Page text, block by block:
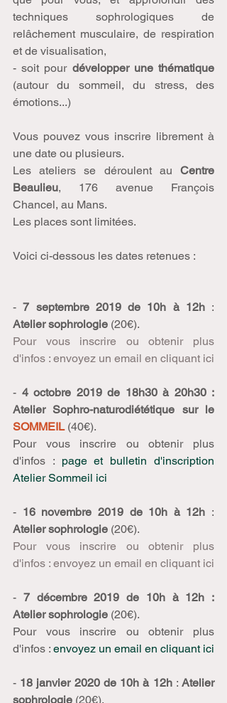
techniques sophrologiques de
relâchement musculaire, de respiration
et de visualisation,
- soit pour développer une thématique
(autour du sommeil, du stress, des
émotions...)
Vous pouvez vous inscrire librement à
une date ou plusieurs.
Les ateliers se déroulent au Centre
Beaulieu, 176 avenue François
Chancel, au Mans.
Les places sont limitées.
Voici ci-dessous les dates retenues :
- 7 septembre 2019 de 10h à 12h
Atelier sophrologie (20€).
Pour vous inscrire ou obtenir plus
d'infos : envoyez un email en cliquant ici
- 4 octobre 2019 de 18h30 à 20h30 :
SOMMEIL (40€).
Pour vous inscrire ou obtenir plus
d'infos : page et bulletin d'inscription
Atelier Sommeil ici
- 16 novembre 2019 de 10h à 12h
Atelier sophrologie (20€).
Pour vous inscrire ou obtenir plus
d'infos : envoyez un email en cliquant ici
- 7 décembre 2019 de 10h à 12h :
Atelier sophrologie (20€).
Pour vous inscrire ou obtenir plus
d'infos : envoyez un email en cliquant ici
- 18 janvier 2020 de 10h à 12h : Atelier
sophrologie (20€).